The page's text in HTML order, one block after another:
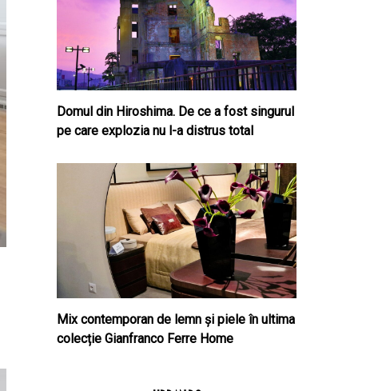
Domul din Hiroshima. De ce a fost singurul
pe care explozia nu l-a distrus total
Mix contemporan de lemn şi piele în ultima
colecție Gianfranco Ferre Home